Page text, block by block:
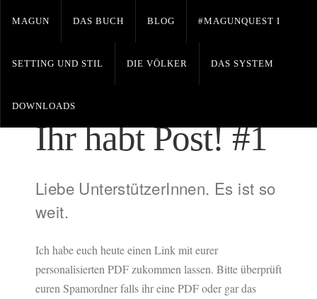
MAGUN DAS BUCH BLOG #MAGUNQUEST I
SETTING UND STIL DIE VÖLKER DAS SYSTEM
DOWNLOADS
Posted on November 7, 2016 by
Ihr habt Post! #1
Liebe UnterstützerInnen. Es ist so
weit.
Ich habe euch heute einen Link mit eurer
personalisierten PDF zukommen lassen. Bitte überprüft
euren Spamordner falls ihr eine PDF oder gar das